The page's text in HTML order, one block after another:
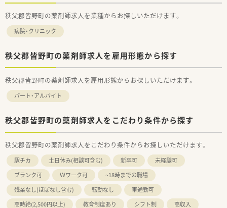
秩父郡皆野町の薬剤師求人を業種からお探しいただけます。
病院・クリニック
秩父郡皆野町の薬剤師求人を雇用形態から探す
秩父郡皆野町の薬剤師求人を雇用形態からお探しいただけます。
パート・アルバイト
秩父郡皆野町の薬剤師求人をこだわり条件から探す
秩父郡皆野町の薬剤師求人をこだわり条件からお探しいただけます。
駅チカ 土日休み(相談可含む) 新卒可
未経験可
ブランク可
Ｗワーク可
~18時までの職場
残業なし(ほぼなし含む)
転勤なし
車通勤可
高時給(2,500円以上)
教育制度あり シフト制 高収入